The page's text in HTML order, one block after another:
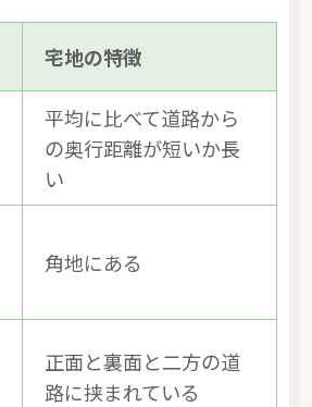
宅地の特徴
平均に比べて道路から
の奥行距離が短いか長
い
角地にある
正面と裏面と二方の道
路に挟まれている